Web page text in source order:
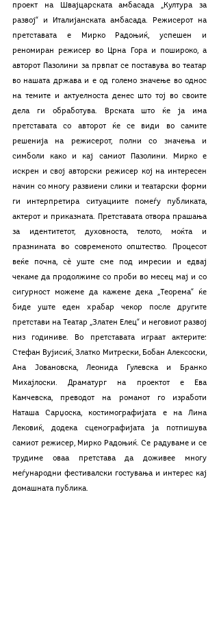
проект на Швајцарската амбасада „Култура за
развој“ и Италијанската амбасада. Режисерот на
претставата е Мирко Радоњиќ, успешен и
реномиран режисер во Црна Гора и пошироко, а
авторот Пазолини за првпат се поставува во театар
во нашата држава и е од големо значење во однос
на темите и актуелноста денес што тој во своите
дела ги обработува. Врската што ќе ја има
претставата со авторот ќе се види во самите
решенија на режисерот, полни со значења и
симболи како и кај самиот Пазолини. Мирко е
искрен и свој авторски режисер кој на интересен
начин со многу развиени слики и театарски форми
ги интерпретира ситуациите помеѓу публиката,
актерот и приказната. Претставата отвора прашања
за идентитетот, духовноста, телото, моќта и
празнината во современото општество. Процесот
веќе почна, сѐ уште сме под имресии и едвај
чекаме да продолжиме со проби во месец мај и со
сигурност можеме да кажеме дека „Теорема“ ќе
биде уште еден храбар чекор после другите
претстави на Театар „Златен Елец“ и неговиот развој
низ годиниве. Во претставата играат актерите:
Стефан Вујисиќ, Златко Митрески, Бобан Алексоски,
Ана Јовановска, Леонида Гулевска и Бранко
Михајлоски. Драматург на проектот е Ева
Камчевска, преводот на романот го изработи
Наташа Сарџоска, костимографијата е на Лина
Лековиќ, додека сценографијата ја потпишува
самиот режисер, Мирко Радоњиќ. Се радуваме и се
трудиме оваа претстава да доживее многу
меѓународни фестивалски гостувања и интерес кај
домашната публика.